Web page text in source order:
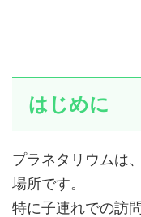
はじめに
プラネタリウムは
場所です。
特に子連れでの訪